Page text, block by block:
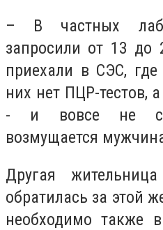
– В частных
запросили от 13 до
приехали в СЭС,
них нет ПЦР-тестов,
- и вовсе не
возмущается
Другая
обратилась за этой
необходимо также